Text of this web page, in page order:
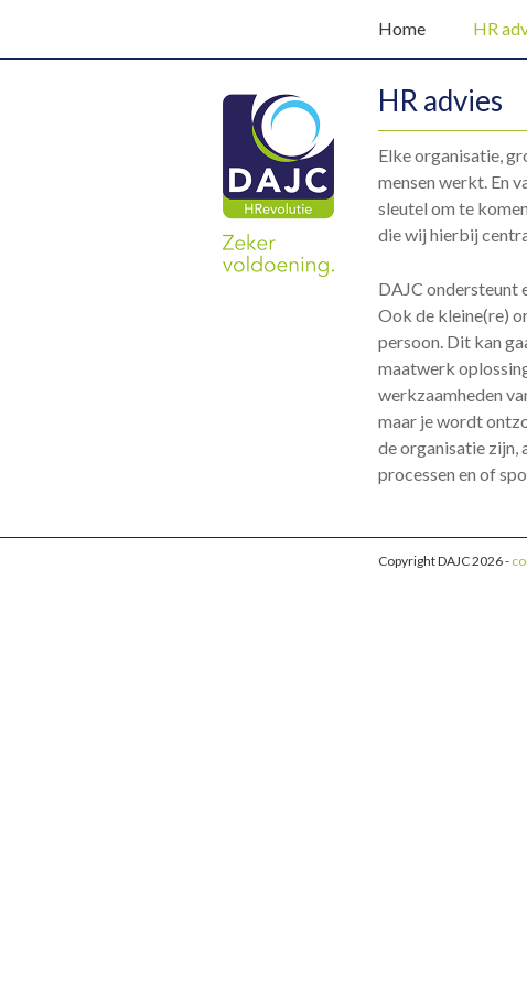
Home HR
HR advies
Elke organisatie,
mensen werkt. En
sleutel om te
die wij hierbij
DAJC ondersteunt
Ook de kleine(re)
persoon. Dit kan
maatwerk
werkzaamheden
maar je wordt
de organisatie zijn,
processen en of
Copyright DAJC 2026 -